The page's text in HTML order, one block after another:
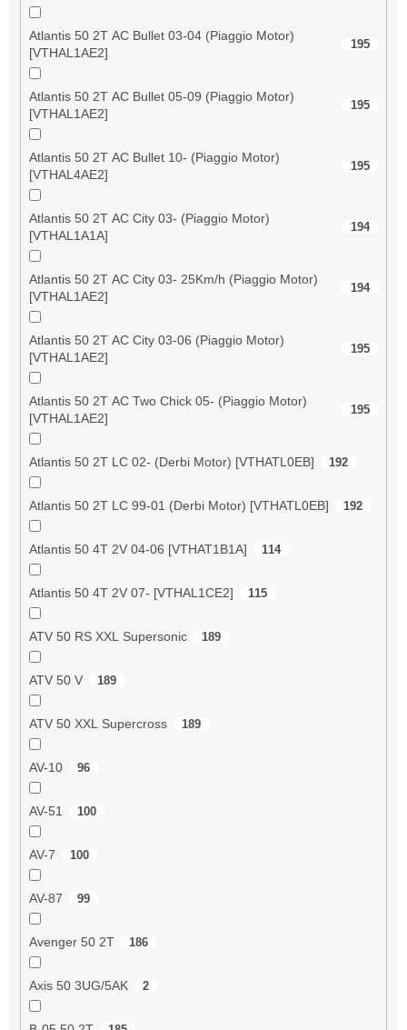
Atlantis 50 2T AC Bullet 03-04 (Piaggio Motor)
[VTHAL1AE2]
195
Atlantis 50 2T AC Bullet 05-09 (Piaggio Motor)
[VTHAL1AE2]
195
Atlantis 50 2T AC Bullet 10- (Piaggio Motor)
[VTHAL4AE2]
195
Atlantis 50 2T AC City 03- (Piaggio Motor)
[VTHAL1A1A]
194
Atlantis 50 2T AC City 03- 25Km/h (Piaggio Motor)
[VTHAL1AE2]
194
Atlantis 50 2T AC City 03-06 (Piaggio Motor)
[VTHAL1AE2]
195
Atlantis 50 2T AC Two Chick 05- (Piaggio Motor)
[VTHAL1AE2]
195
Atlantis 50 2T LC 02- (Derbi Motor) [VTHATL0EB] 192
Atlantis 50 2T LC 99-01 (Derbi Motor) [VTHATL0EB] 192
Atlantis 50 4T 2V 04-06 [VTHAT1B1A] 114
Atlantis 50 4T 2V 07- [VTHAL1CE2] 115
ATV 50 RS XXL Supersonic 189
ATV 50 V 189
ATV 50 XXL Supercross 189
AV-10 96
AV-51 100
AV-7 100
AV-87 99
Avenger 50 2T 186
Axis 50 3UG/5AK 2